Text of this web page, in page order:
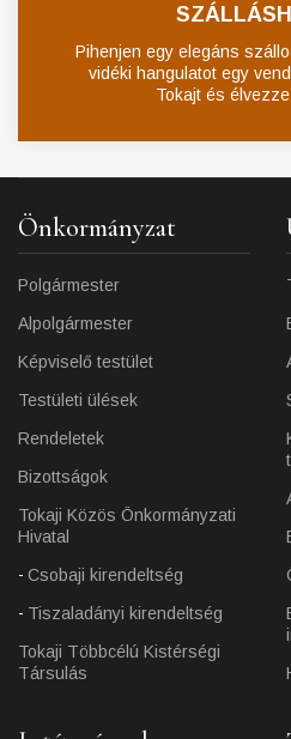
Pihenjen egy elegáns
vidéki hangulatot egy
Tokajt és
Önkormányzat
Polgármester
Alpolgármester
Képviselő testület
Testületi ülések
Rendeletek
Bizottságok
Tokaji Közös Önkormányzati
Hivatal
Csobaji kirendeltség
Tiszaladányi kirendeltség
Tokaji Többcélú Kistérségi
Társulás